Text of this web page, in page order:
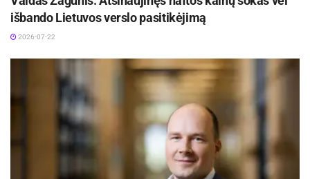
išbando Lietuvos verslo pasitikėjimą
2026-07-22